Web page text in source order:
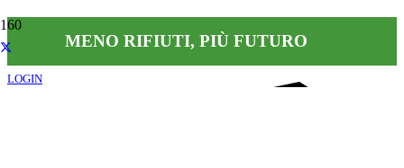
LOGIN
MENO RIFIUTI, PIÙ FUTURO